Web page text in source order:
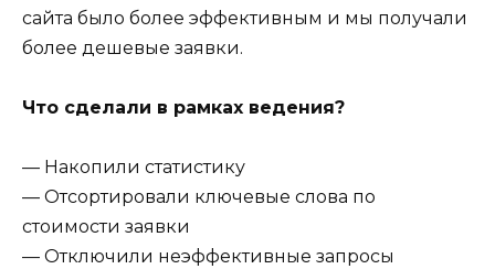
сайта было более эффективным и мы получали
более дешевые заявки.
Что сделали в рамках ведения?
— Накопили статистику
— Отсортировали ключевые слова по
стоимости заявки
— Отключили неэффективные запросы